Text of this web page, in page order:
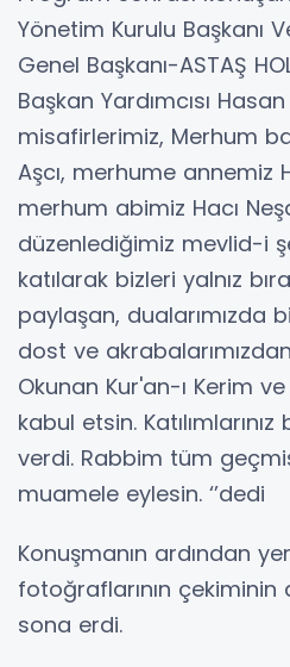
Yönetim Kurulu Başkanı
Genel Başkanı-ASTAŞ
Başkan Yardımcısı
misafirlerimiz, Merhum
Aşcı, merhume annemiz
merhum abimiz Hacı
düzenlediğimiz mevlid-i
katılarak bizleri yalnız
paylaşan, dualarımızda
dost ve
Okunan Kur'an-ı Kerim
kabul etsin.
verdi. Rabbim tüm
muamele eylesin. ‘’dedi
Konuşmanın ardından
fotoğraflarının
sona erdi.